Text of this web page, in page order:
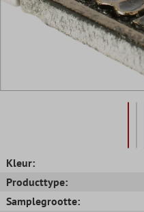
Kleur:
Producttype:
Samplegrootte: